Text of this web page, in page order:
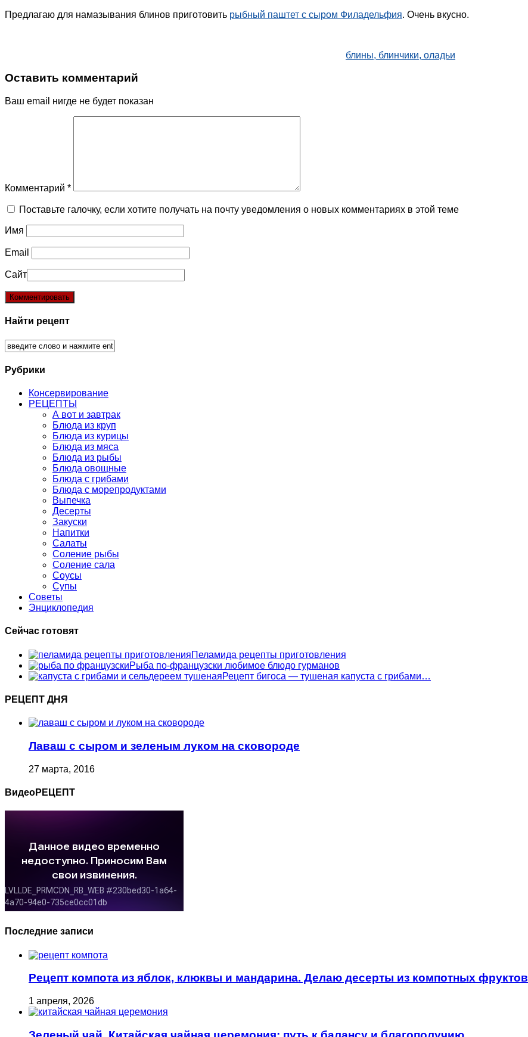
Предлагаю для намазывания блинов приготовить рыбный паштет с сыром Филадельфия. Очень вкусно.
блины, блинчики, оладьи
Оставить комментарий
Ваш email нигде не будет показан
Комментарий *
Поставьте галочку, если хотите получать на почту уведомления о новых комментариях в этой теме
Имя
Email
Сайт
Найти рецепт
Рубрики
Консервирование
РЕЦЕПТЫ
А вот и завтрак
Блюда из круп
Блюда из курицы
Блюда из мяса
Блюда из рыбы
Блюда овощные
Блюда с грибами
Блюда с морепродуктами
Выпечка
Десерты
Закуски
Напитки
Салаты
Соление рыбы
Соление сала
Соусы
Супы
Советы
Энциклопедия
Сейчас готовят
Пеламида рецепты приготовления
Рыба по-французски любимое блюдо гурманов
Рецепт бигоса — тушеная капуста с грибами…
РЕЦЕПТ ДНЯ
Лаваш с сыром и зеленым луком на сковороде
27 марта, 2016
ВидеоРЕЦЕПТ
Последние записи
Рецепт компота из яблок, клюквы и мандарина. Делаю десерты из компотных фруктов
1 апреля, 2026